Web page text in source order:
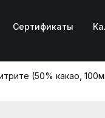
Сертификаты
(50% какао,